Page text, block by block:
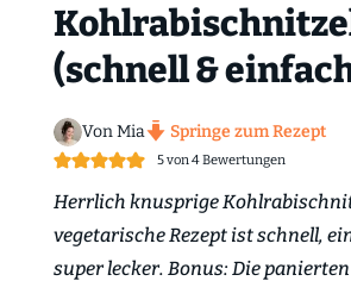
(schnell &
Von Mia Springe zum Rezept
5von4Bewertungen
Herrlich knusprige
vegetarische Rezept ist schnell,
super lecker. Bonus: Die panierten